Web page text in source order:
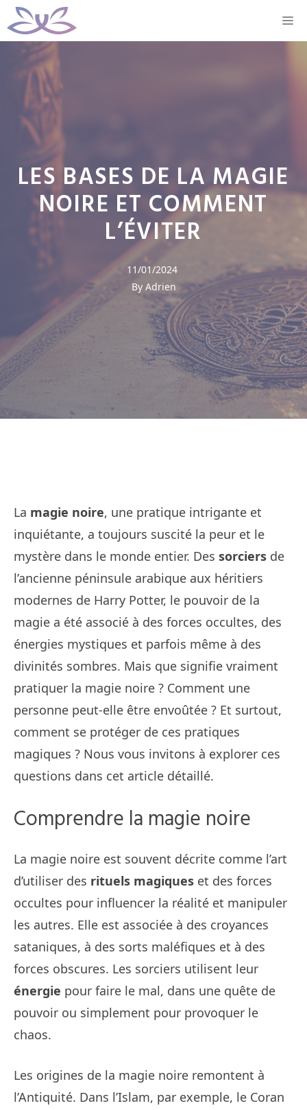
Aller
au
contenu
LES BASES DE LA MAGIE
NOIRE ET COMMENT
L’ÉVITER
11/01/2024
By Adrien
La magie noire, une pratique intrigante et
inquiétante, a toujours suscité la peur et le
mystère dans le monde entier. Des sorciers de
l’ancienne péninsule arabique aux héritiers
modernes de Harry Potter, le pouvoir de la
magie a été associé à des forces occultes, des
énergies mystiques et parfois même à des
divinités sombres. Mais que signifie vraiment
pratiquer la magie noire ? Comment une
personne peut-elle être envoûtée ? Et surtout,
comment se protéger de ces pratiques
magiques ? Nous vous invitons à explorer ces
questions dans cet article détaillé.
Comprendre la magie noire
La magie noire est souvent décrite comme l’art
d’utiliser des rituels magiques et des forces
occultes pour influencer la réalité et manipuler
les autres. Elle est associée à des croyances
sataniques, à des sorts maléfiques et à des
forces obscures. Les sorciers utilisent leur
énergie pour faire le mal, dans une quête de
pouvoir ou simplement pour provoquer le
chaos.
Les origines de la magie noire remontent à
l’Antiquité. Dans l’Islam, par exemple, le Coran